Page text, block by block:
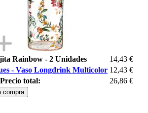
Rainbow - 2 Unidades
14,43 €
- Vaso Longdrink Multicolor 12,43 €
Precio total:
26,86 €
compra